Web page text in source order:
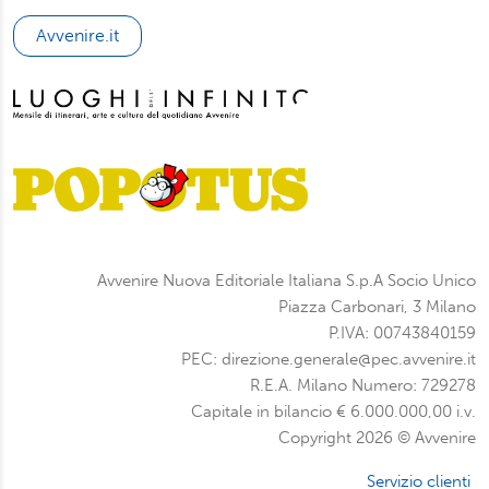
Avvenire.it
Avvenire Nuova Editoriale Italiana S.p.A Socio Unico
Piazza Carbonari, 3 Milano
P.IVA: 00743840159
PEC: direzione.generale@pec.avvenire.it
R.E.A. Milano Numero: 729278
Capitale in bilancio € 6.000.000,00 i.v.
Copyright 2026 © Avvenire
Servizio clienti